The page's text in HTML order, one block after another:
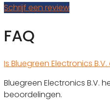
Schrijf een review
FAQ
Is Bluegreen Electronics
Bluegreen Electronics B.V.
beoordelingen.